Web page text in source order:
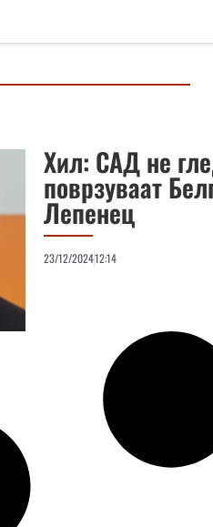
Хил: САД не
поврзуваат
Лепенец
23/12/202412:14